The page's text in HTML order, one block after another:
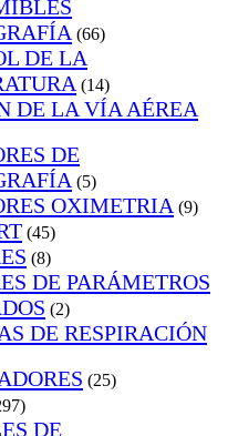
(66)
DE LA
(14)
DE LA VÍA AÉREA
DE
(5)
OXIMETRIA (9)
(45)
(8)
DE PARÁMETROS
(2)
DE RESPIRACIÓN
(25)
DE